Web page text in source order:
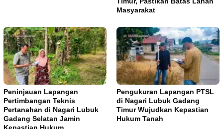
Masyarakat
Peninjauan Lapangan
Pertimbangan Teknis
Pertanahan di Nagari Lubuk
Gadang Selatan Jamin
Pengukuran Lapangan PTSL
di Nagari Lubuk Gadang
Timur Wujudkan Kepastian
Hukum Tanah